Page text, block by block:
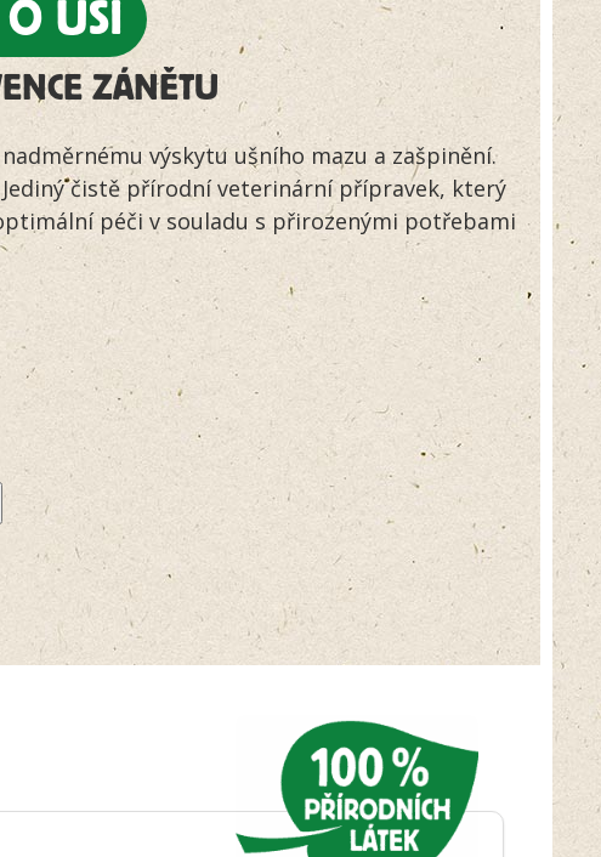
UŠI
ZÁNĚTU
zákazníků
výskytu ušního mazu a zašpinění.
čistě přírodní veterinární přípravek, který
péči v souladu s přirozenými potřebami